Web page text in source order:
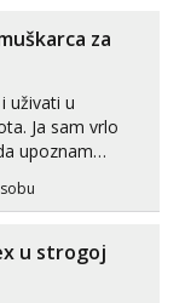
možeš
Sexi videa
za
uživati u
Ja sam vrlo
upoznam
na link
u strogoj